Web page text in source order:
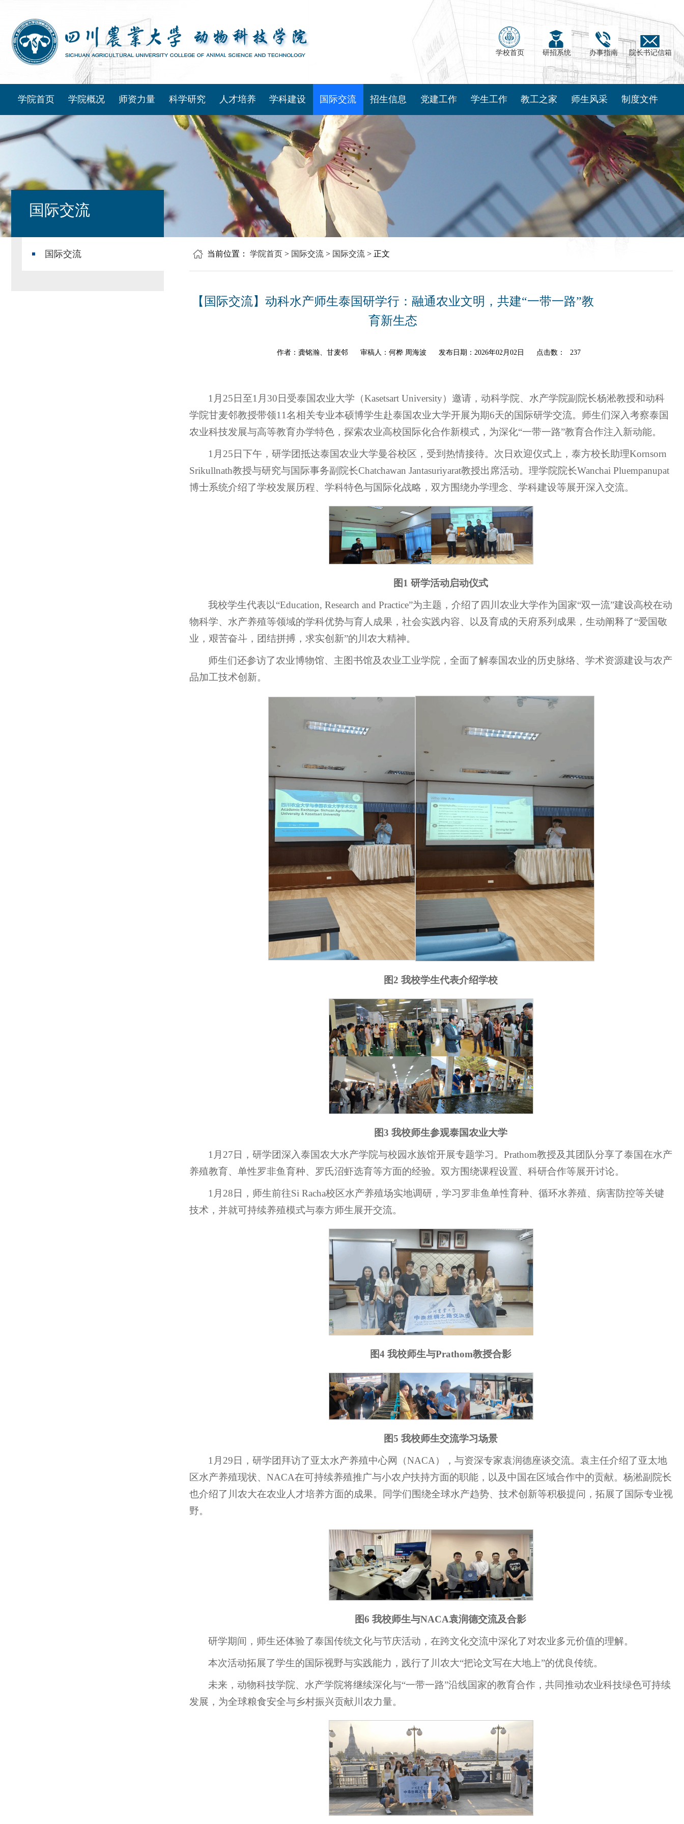
学校首页 研招系统 办事指南 院长书记信箱
学院首页 学院概况 师资力量 科学研究 人才培养 学科建设 国际交流 招生信息 党建工作 学生工作 教工之家 师生风采 制度文件
国际交流
国际交流 当前位置： 学院首页 > 国际交流 > 国际交流 > 正文
【国际交流】动科水产师生泰国研学行：融通农业文明，共建“一带一路”教
育新生态
作者：龚铭瀚、甘麦邻 审稿人：何桦 周海波 发布日期：2026年02月02日 点击数： 237
1月25日至1月30日受泰国农业大学（Kasetsart University）邀请，动科学院、水产学院副院长杨淞教授和动科
学院甘麦邻教授带领11名相关专业本硕博学生赴泰国农业大学开展为期6天的国际研学交流。师生们深入考察泰国
农业科技发展与高等教育办学特色，探索农业高校国际化合作新模式，为深化“一带一路”教育合作注入新动能。
1月25日下午，研学团抵达泰国农业大学曼谷校区，受到热情接待。次日欢迎仪式上，泰方校长助理Kornsorn
Srikullnath教授与研究与国际事务副院长Chatchawan Jantasuriyarat教授出席活动。理学院院长Wanchai Pluempanupat
博士系统介绍了学校发展历程、学科特色与国际化战略，双方围绕办学理念、学科建设等展开深入交流。
图1 研学活动启动仪式
我校学生代表以“Education, Research and Practice”为主题，介绍了四川农业大学作为国家“双一流”建设高校在动
物科学、水产养殖等领域的学科优势与育人成果，社会实践内容、以及育成的天府系列成果，生动阐释了“爱国敬
业，艰苦奋斗，团结拼搏，求实创新”的川农大精神。
师生们还参访了农业博物馆、主图书馆及农业工业学院，全面了解泰国农业的历史脉络、学术资源建设与农产
品加工技术创新。
图2 我校学生代表介绍学校
图3 我校师生参观泰国农业大学
1月27日，研学团深入泰国农大水产学院与校园水族馆开展专题学习。Prathom教授及其团队分享了泰国在水产
养殖教育、单性罗非鱼育种、罗氏沼虾选育等方面的经验。双方围绕课程设置、科研合作等展开讨论。
1月28日，师生前往Si Racha校区水产养殖场实地调研，学习罗非鱼单性育种、循环水养殖、病害防控等关键
技术，并就可持续养殖模式与泰方师生展开交流。
图4 我校师生与Prathom教授合影
图5 我校师生交流学习场景
1月29日，研学团拜访了亚太水产养殖中心网（NACA），与资深专家袁润德座谈交流。袁主任介绍了亚太地
区水产养殖现状、NACA在可持续养殖推广与小农户扶持方面的职能，以及中国在区域合作中的贡献。杨淞副院长
也介绍了川农大在农业人才培养方面的成果。同学们围绕全球水产趋势、技术创新等积极提问，拓展了国际专业视
野。
图6 我校师生与NACA袁润德交流及合影
研学期间，师生还体验了泰国传统文化与节庆活动，在跨文化交流中深化了对农业多元价值的理解。
本次活动拓展了学生的国际视野与实践能力，践行了川农大“把论文写在大地上”的优良传统。
未来，动物科技学院、水产学院将继续深化与“一带一路”沿线国家的教育合作，共同推动农业科技绿色可持续
发展，为全球粮食安全与乡村振兴贡献川农力量。